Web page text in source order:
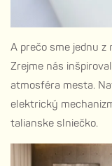
A prečo sme jednu z
Zrejme nás
atmosféra mesta.
elektrický
talianske slniečko.